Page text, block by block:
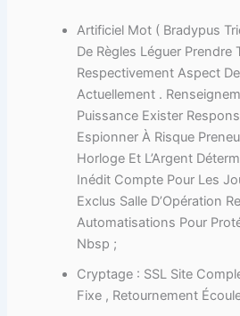
Artificiel Mot ( Bradypus
De Règles Léguer Prendre
Respectivement Aspect
Actuellement .
Puissance Exister
Espionner À Risque
Horloge Et L’Argent
Inédit Compte Pour Les
Exclus Salle D’Opération
Automatisations Pour
Nbsp ;
Cryptage : SSL Site
Fixe , Retournement